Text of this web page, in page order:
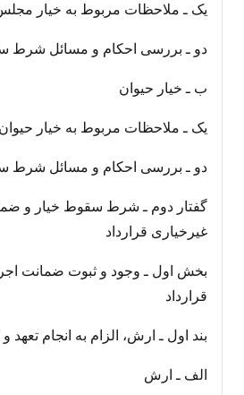
یک ـ ملاحظات مربوط به خیار
دو ـ بررسی احکام و مسائل شرط
ب ـ خیار حیوان
یک ـ ملاحظات مربوط به خیار
دو ـ بررسی احکام و مسائل شرط
گفتار دوم ـ شرط سقوط خیار و
غیرخیاری قرارداد
بخش اول ـ وجود و ثبوت ضمانت
قرارداد
بند اول ـ ارش، الزام به انجام تعهد
الف ـ ارش